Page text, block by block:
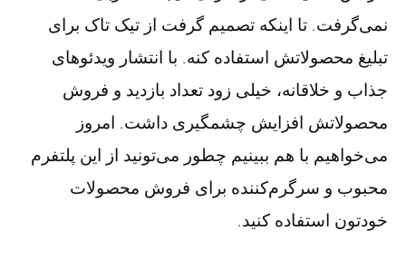
نمی‌گرفت. تا اینکه تصمیم گرفت از تیک تاک برای
تبلیغ محصولاتش استفاده کنه. با انتشار ویدئوهای
جذاب و خلاقانه، خیلی زود تعداد بازدید و فروش
محصولاتش افزایش چشمگیری داشت. امروز
می‌خواهیم با هم ببینیم چطور می‌تونید از این پلتفرم
محبوب و سرگرم‌کننده برای فروش محصولات
خودتون استفاده کنید.